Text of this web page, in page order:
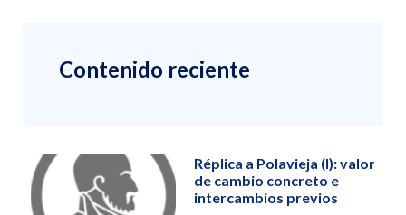
Contenido reciente
Réplica a Polavieja (I): valor
de cambio concreto e
intercambios previos